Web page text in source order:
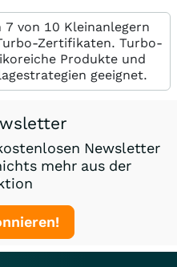
von 10 Kleinanlegern
Zertifikaten. Turbo-
Produkte und
geeignet.
Newsletter
mehr aus der